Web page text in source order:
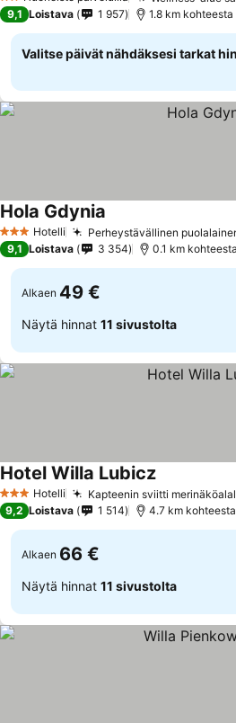
2 Tähtiluokitus
9,1 Loistava 1 957 1.8 km
Valitse päivät nähdäksesi tarkat
3 Tähtiluokitus
Hotelli Perheystävällinen
Hola Gdynia
9,1 Loistava 3 354 0.1 km
Alkaen 49 €
Näytä hinnat 11 sivustolta
3 Tähtiluokitus
Hotelli Kapteenin sviitti
Hotel Willa LubiczKatso hinnat
9,2 Loistava 1 514 4.7 km
Alkaen 66 €
Näytä hinnat 11 sivustolta